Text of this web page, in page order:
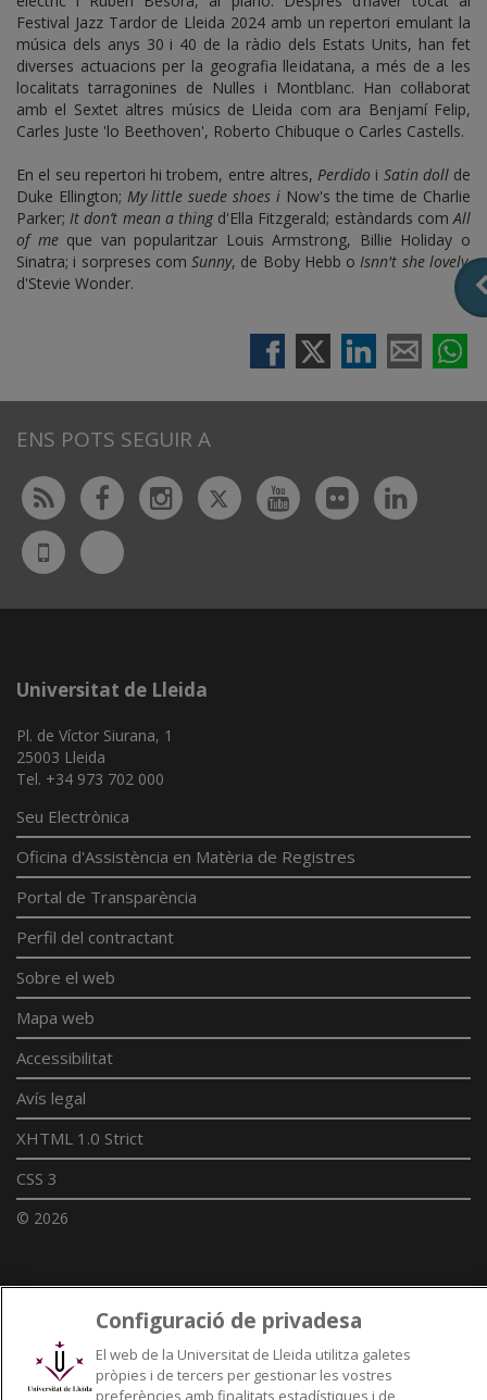
Festival Jazz Tardor de Lleida 2024 amb un repertori emulant la
música dels anys 30 i 40 de la ràdio dels Estats Units, han fet
diverses actuacions per la geografia lleidatana, a més de a les
localitats tarragonines de Nulles i Montblanc. Han col·laborat
amb el Sextet altres músics de Lleida com ara Benjamí Felip,
Carles Juste 'lo Beethoven', Roberto Chibuque o Carles Castells.
En el seu repertori hi trobem, entre altres, Perdido i Satin dollde
Duke Ellington; My little suede shoes iNow's the time de Charlie
Parker;It don’t mean a thingd'Ella Fitzgerald; estàndards comAll
of meque van popularitzar Louis Armstrong, Billie Holiday o
Sinatra; i sorpreses comSunny, de Boby Hebb o Isnn't she lovely,
d'Stevie Wonder.
ENS POTS SEGUIR A
Rss FacebookInstagram
TwitterYoutubeFlickr
UdL
App
Bluesky
Universitat de Lleida
Pl. de Víctor Siurana, 1
25003 Lleida
Tel. +34 973 702 000
Seu Electrònica
Oficina d'Assistència en Matèria de Registres
Portal de Transparència
Perfil del contractant
Sobre el web
Mapa web
Accessibilitat
Avís legal
XHTML 1.0 Strict
CSS 3
© 2026
Enllaços UdL
Xarxes universitàries
Configuració de privadesa
El web de la Universitat de Lleida utilitza galetes
pròpies i de tercers per gestionar les vostres
preferències amb finalitats estadístiques i de